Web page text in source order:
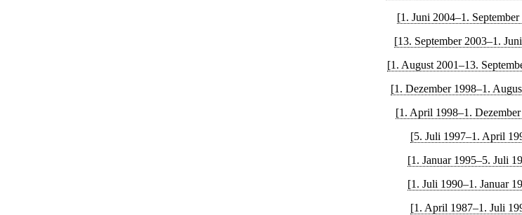
[1. Juni 2004–1.
[13. September 2003–1.
[1. August 2001–13.
[1. Dezember 1998–1.
[1. April 1998–1.
[5. Juli 1997–1. April
[1. Januar 1995–5. Juli
[1. Juli 1990–1. Januar
[1. April 1987–1. Juli